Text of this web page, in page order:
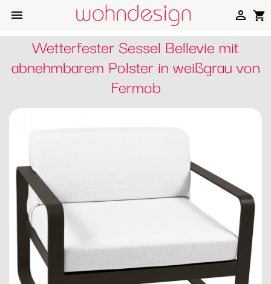
 shopping_cart

Wetterfester Sessel Bellevie mit
abnehmbarem Polster in weißgrau von
Fermob